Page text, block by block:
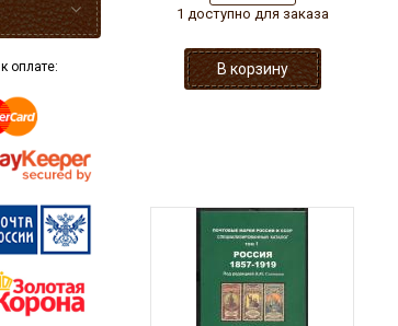
оплате:
1 доступно для заказа